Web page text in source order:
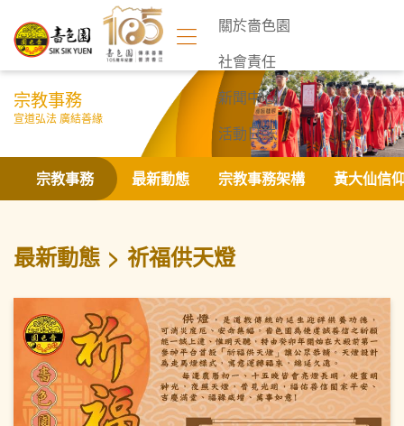
關於嗇色園
社會責任
新聞中心
活動日誌
聯絡我們
宗教事務
宣道弘法 廣結善緣
宗教事務 最新動態 宗教事務架構 黃大仙信
最新動態 祈福供天燈